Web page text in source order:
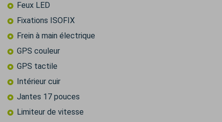
Feux LED
Fixations ISOFIX
Frein à main électrique
GPS couleur
GPS tactile
Intérieur cuir
Jantes 17 pouces
Limiteur de vitesse